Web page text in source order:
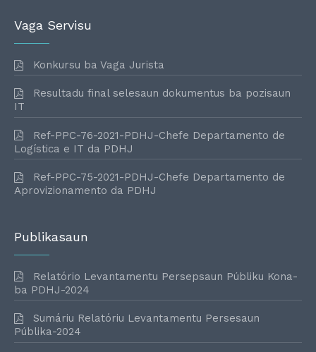
Vaga Servisu
Konkursu ba Vaga Jurista
Resultadu final selesaun dokumentus ba pozisaun
IT
Ref-PPC-76-2021-PDHJ-Chefe Departamento de
Logística e IT da PDHJ
Ref-PPC-75-2021-PDHJ-Chefe Departamento de
Aprovizionamento da PDHJ
Publikasaun
Relatório Levantamentu Persepsaun Públiku Kona-
ba PDHJ-2024
Sumáriu Relatóriu Levantamentu Persesaun
Públika-2024